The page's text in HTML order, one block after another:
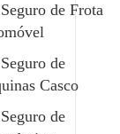
Seguro de Frota
Seguro de
Casco
Seguro de